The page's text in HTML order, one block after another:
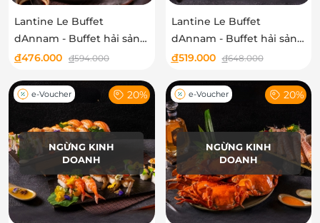
Lantine Le Buffet
dAnnam - Buffet hải sản
trưa thứ 2 - thứ 6
đ476.000 đ594.000
Lantine Le Buffet
dAnnam - Buffet hải sản
tối Thứ 2 - Thứ 5
đ519.000 đ648.000
NGỪNG KINH
DOANH
e-Voucher 20%
NGỪNG KINH
DOANH
e-Voucher 20%